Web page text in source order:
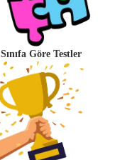
Sınıfa Göre Testler